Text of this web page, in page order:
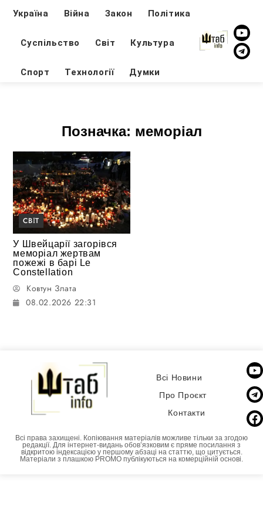
Україна Війна Закон Політика
Суспільство Світ Культура
Спорт Технології Думки
Позначка: меморіал
СВІТ
У Швейцарії загорівся
меморіал жертвам
пожежі в барі Le
Constellation
Ковтун Злата
08.02.2026 22:31
Всі Новини
Про Проєкт
Контакти
Всі права захищені. Копіювання матеріалів можливе тільки за згодою
редакції. Для інтернет-видань обовʼязковим є пряме посилання з
відкритою індексацією у першому абзаці на статтю, що цитується.
Матеріали з плашкою PROMO публікуються на комерційній основі.